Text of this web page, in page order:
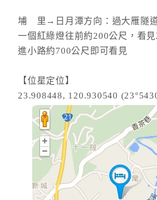
埔 里→日月潭方向：過大雁隧
一個紅綠燈往前約200公尺，看
進小路約700公尺即可看見
【位星定位】
23.908448, 120.930540